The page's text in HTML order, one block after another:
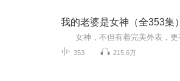
我的老婆是女神（全353集）
353 215.6万